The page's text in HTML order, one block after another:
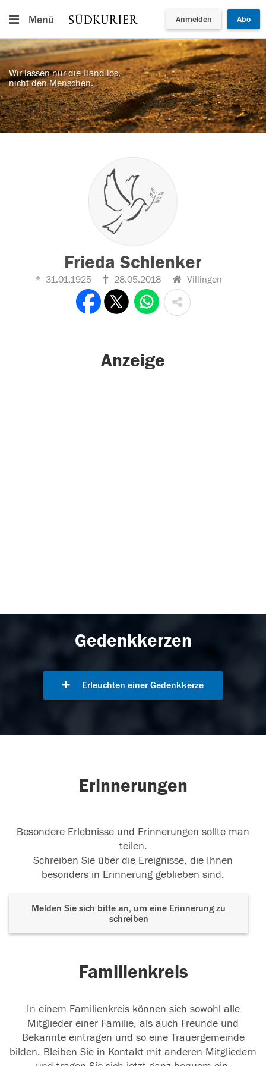
Menü Anmelden Abo
Wir lassen nur die Hand los,
nicht den Menschen.
Frieda Schlenker
31.01.1925 28.05.2018 Villingen
Anzeige
Gedenkkerzen
Erleuchten einer Gedenkkerze
Erinnerungen
Besondere Erlebnisse und Erinnerungen sollte man
teilen.
Schreiben Sie über die Ereignisse, die Ihnen
besonders in Erinnerung geblieben sind.
Melden Sie sich bitte an, um eine Erinnerung zu
schreiben
Familienkreis
In einem Familienkreis können sich sowohl alle
Mitglieder einer Familie, als auch Freunde und
Bekannte eintragen und so eine Trauergemeinde
bilden. Bleiben Sie in Kontakt mit anderen Mitgliedern